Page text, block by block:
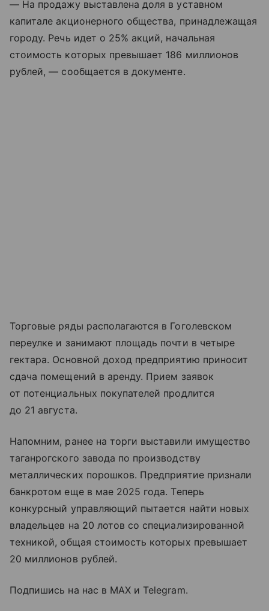
— На продажу выставлена доля в уставном
капитале акционерного общества, принадлежащая
городу. Речь идет о 25% акций, начальная
стоимость которых превышает 186 миллионов
рублей, — сообщается в документе.
Торговые ряды располагаются в Гоголевском
переулке и занимают площадь почти в четыре
гектара. Основной доход предприятию приносит
сдача помещений в аренду. Прием заявок
от потенциальных покупателей продлится
до 21 августа.
Напомним, ранее на торги выставили имущество
таганрогского завода по производству
металлических порошков. Предприятие признали
банкротом еще в мае 2025 года. Теперь
конкурсный управляющий пытается найти новых
владельцев на 20 лотов со специализированной
техникой, общая стоимость которых превышает
20 миллионов рублей.
Подпишись на нас в MAX и Telegram.